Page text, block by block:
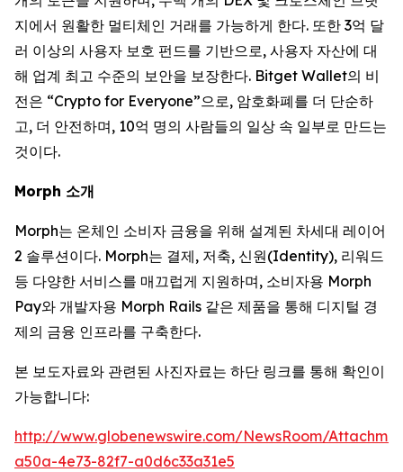
지에서 원활한 멀티체인 거래를 가능하게 한다. 또한 3억 달
러 이상의 사용자 보호 펀드를 기반으로, 사용자 자산에 대
해 업계 최고 수준의 보안을 보장한다. Bitget Wallet의 비
전은 “Crypto for Everyone”으로, 암호화폐를 더 단순하
고, 더 안전하며, 10억 명의 사람들의 일상 속 일부로 만드는
것이다.
Morph 소개
Morph는 온체인 소비자 금융을 위해 설계된 차세대 레이어
2 솔루션이다. Morph는 결제, 저축, 신원(Identity), 리워드
등 다양한 서비스를 매끄럽게 지원하며, 소비자용 Morph
Pay와 개발자용 Morph Rails 같은 제품을 통해 디지털 경
제의 금융 인프라를 구축한다.
본 보도자료와 관련된 사진자료는 하단 링크를 통해 확인이
가능합니다:
http://www.globenewswire.com/NewsRoom/
a50a-4e73-82f7-a0d6c33a31e5